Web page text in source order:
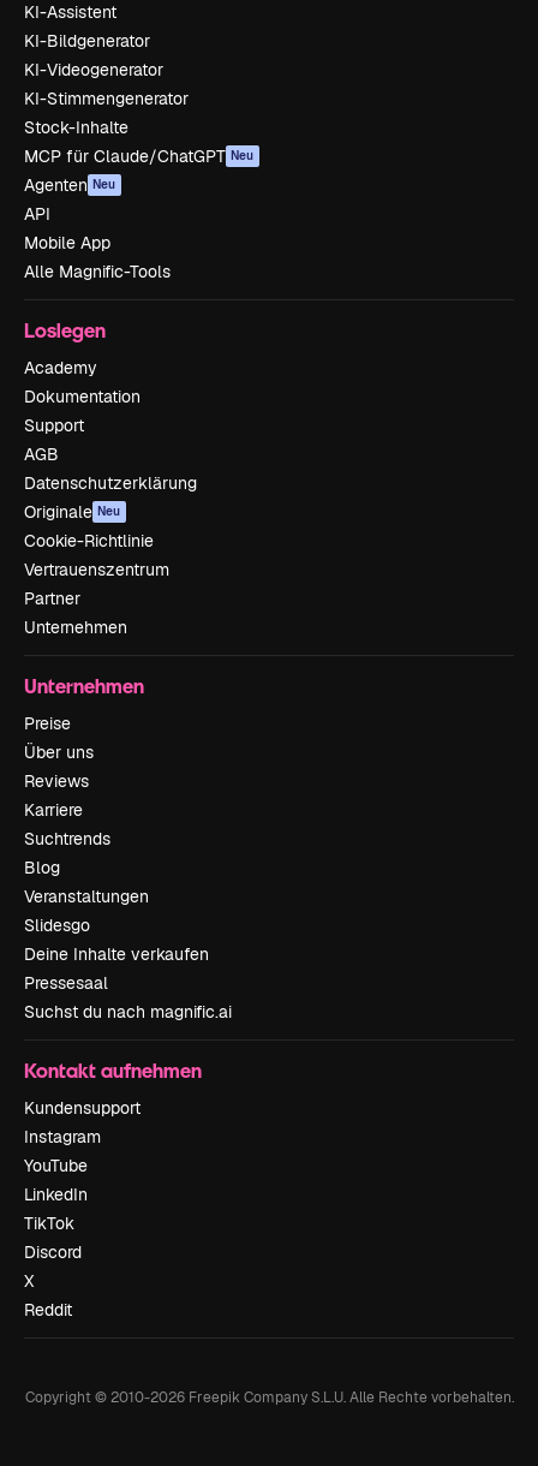
KI-Assistent
KI-Bildgenerator
KI-Videogenerator
KI-Stimmengenerator
Stock-Inhalte
MCP für Claude/ChatGPT Neu
Agenten Neu
API
Mobile App
Alle Magnific-Tools
Loslegen
Academy
Dokumentation
Support
AGB
Datenschutzerklärung
Originale Neu
Cookie-Richtlinie
Vertrauenszentrum
Partner
Unternehmen
Unternehmen
Preise
Über uns
Reviews
Karriere
Suchtrends
Blog
Veranstaltungen
Slidesgo
Deine Inhalte verkaufen
Pressesaal
Suchst du nach magnific.ai
Kontakt aufnehmen
Kundensupport
Instagram
YouTube
LinkedIn
TikTok
Discord
X
Reddit
Copyright © 2010-2026Freepik Company S.L.U. Alle Rechte vorbehalten.